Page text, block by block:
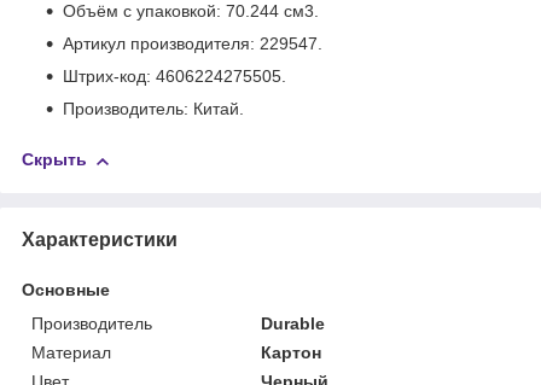
Объём с упаковкой: 70.244 см3.
Артикул производителя: 229547.
Штрих-код: 4606224275505.
Производитель: Китай.
Скрыть
Характеристики
Основные
Производитель
Durable
Материал
Картон
Цвет
Черный